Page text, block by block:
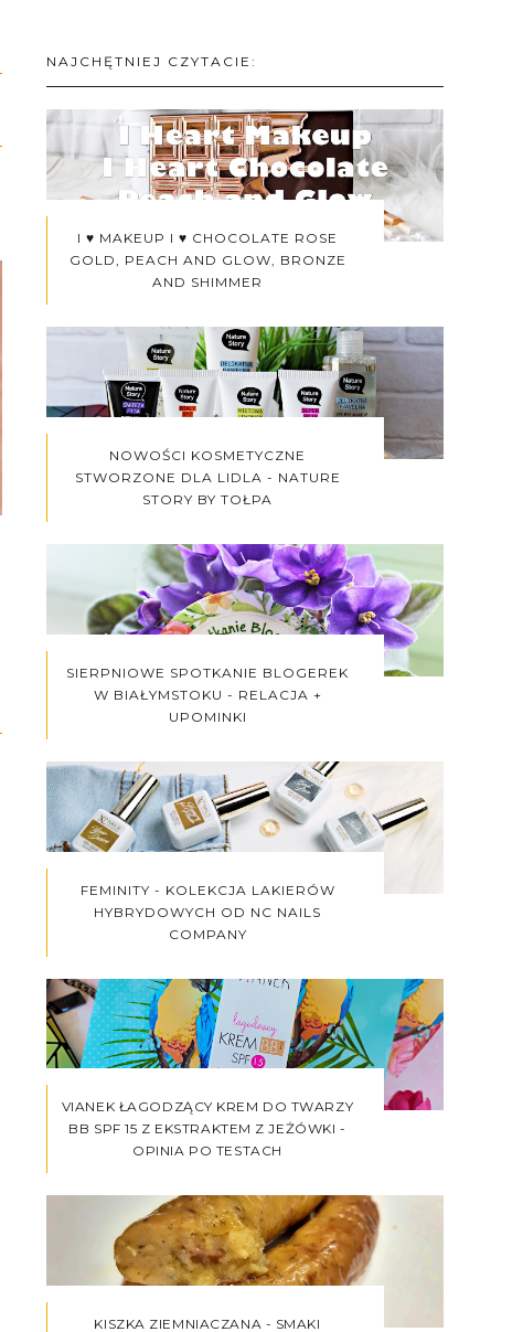
NAJCHĘTNIEJ CZYTACIE:
I ♥ MAKEUP I ♥ CHOCOLATE ROSE
GOLD, PEACH AND GLOW, BRONZE
AND SHIMMER
NOWOŚCI KOSMETYCZNE
STWORZONE DLA LIDLA - NATURE
STORY BY TOŁPA
SIERPNIOWE SPOTKANIE BLOGEREK
W BIAŁYMSTOKU - RELACJA +
UPOMINKI
FEMINITY - KOLEKCJA LAKIERÓW
HYBRYDOWYCH OD NC NAILS
COMPANY
VIANEK ŁAGODZĄCY KREM DO TWARZY
BB SPF 15 Z EKSTRAKTEM Z JEŻÓWKI -
OPINIA PO TESTACH
KISZKA ZIEMNIACZANA - SMAKI